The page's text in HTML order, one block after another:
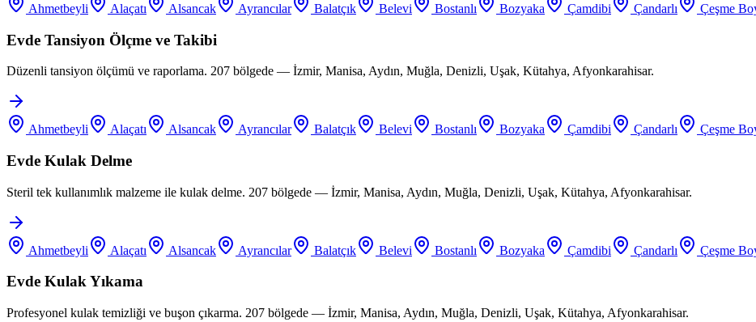
Ahmetbeyli Alaçatı Alsancak Ayrancılar Balatçık Belevi Bostanlı Bozyaka Çamdibi Çandarlı Çeşme
Evde Tansiyon Ölçme ve Takibi
Düzenli tansiyon ölçümü ve raporlama. 207 bölgede — İzmir, Manisa, Aydın, Muğla, Denizli, Uşak, Kütahya, Afyonkarahisar.
Ahmetbeyli Alaçatı Alsancak Ayrancılar Balatçık Belevi Bostanlı Bozyaka Çamdibi Çandarlı Çeşme
Evde Kulak Delme
Steril tek kullanımlık malzeme ile kulak delme. 207 bölgede — İzmir, Manisa, Aydın, Muğla, Denizli, Uşak, Kütahya, Afyonkarahisar.
Ahmetbeyli Alaçatı Alsancak Ayrancılar Balatçık Belevi Bostanlı Bozyaka Çamdibi Çandarlı Çeşme
Evde Kulak Yıkama
Profesyonel kulak temizliği ve buşon çıkarma. 207 bölgede — İzmir, Manisa, Aydın, Muğla, Denizli, Uşak, Kütahya, Afyonkarahisar.